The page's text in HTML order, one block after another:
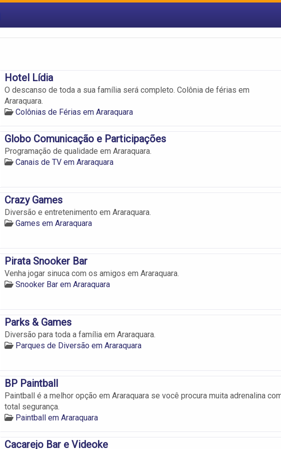
Hotel Lídia
O descanso de toda a sua família será completo. Colônia de férias em
Araraquara.
Colônias de Férias em Araraquara
Globo Comunicação e Participações
Programação de qualidade em Araraquara.
Canais de TV em Araraquara
Crazy Games
Diversão e entretenimento em Araraquara.
Games em Araraquara
Pirata Snooker Bar
Venha jogar sinuca com os amigos em Araraquara.
Snooker Bar em Araraquara
Parks & Games
Diversão para toda a família em Araraquara.
Parques de Diversão em Araraquara
BP Paintball
Paintball é a melhor opção em Araraquara se você procura muita adrenalina
total segurança.
Paintball em Araraquara
Cacarejo Bar e Videoke